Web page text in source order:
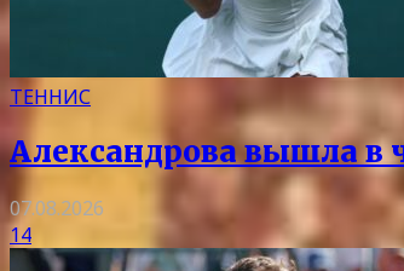
ТЕННИС
Александрова вышла в
07.08.2026
14